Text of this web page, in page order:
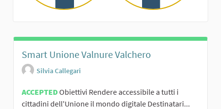
Smart Unione Valnure Valchero
Silvia Callegari
ACCEPTEDObiettivi Rendere accessibile a tutti i
cittadini dell'Unione il mondo digitale Destinatari...